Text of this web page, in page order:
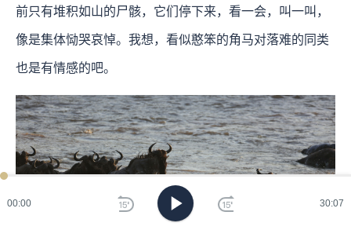
00:00 30:07
前只有堆积如山的尸骸，它们停下来，看一会，叫一叫，
像是集体恸哭哀悼。我想，看似憨笨的角马对落难的同类
也是有情感的吧。